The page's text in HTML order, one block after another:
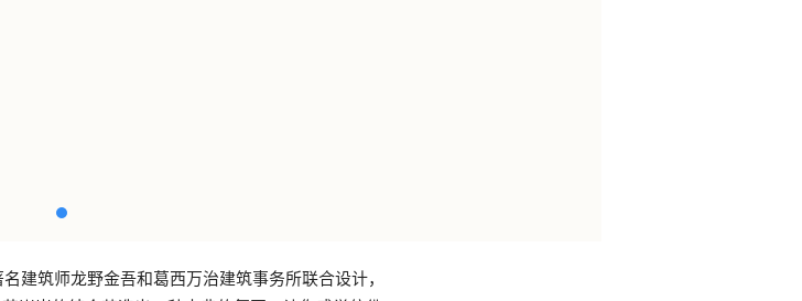
建筑师龙野金吾和葛西万治建筑事务所联合设计，